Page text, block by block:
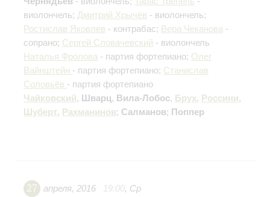
виолончель; Дмитрий Хрычёв - виолончель;
Ростислав Яковлев - контрабас; Вера Чеканова -
сопрано; Сергей Словачевский - виолончель
Наталья Фролова - партия фортепиано; Олег
Вайнштейн - партия фортепиано; Станислав
Соловьёв - партия фортепиано
Чайковский, Шварц, Вила-Лобос, Брух, Россини,
Шуберт, Рахманинов; Салманов; Поппер
27 апреля, 2016 19:00, Ср